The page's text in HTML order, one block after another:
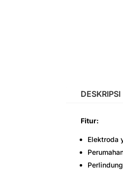
DESKRIPSI
Fitur:
Elektroda